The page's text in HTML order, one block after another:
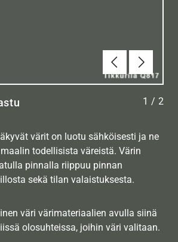
Edellinen
1 / 2
värit on luotu sähköisesti ja ne
todellisista väreistä. Värin
pinnalla riippuu pinnan
sekä tilan valaistuksesta.
väri värimateriaalien avulla siinä
olosuhteissa, joihin väri valitaan.